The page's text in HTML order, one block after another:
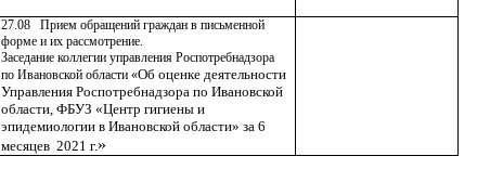
27.08
Прием обращений граждан в письменной
форме и их рассмотрение.
Заседание коллегии управления Роспотребнадзора
по Ивановской области «Об оценке деятельности
Управления Роспотребнадзора по Ивановской
области, ФБУЗ «Центр гигиены и
эпидемиологии в Ивановской области» за 6
месяцев 2021 г. »